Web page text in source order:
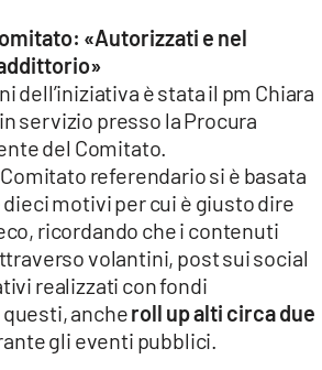
«Autorizzati e nel
dell’iniziativa è stata il pm Chiara
servizio presso la Procura
del Comitato.
referendario si è basata
motivi per cui è giusto dire
ricordando che i contenuti
volantini, post sui social
realizzati con fondi
ancheroll up alti circa due
gli eventi pubblici.